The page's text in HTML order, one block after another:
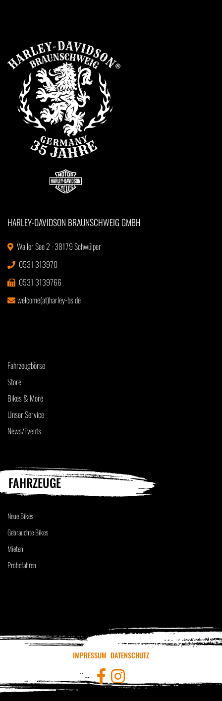
HARLEY-DAVIDSON BRAUNSCHWEIG GMBH
Waller See 2 · 38179 Schwülper
0531 313970
0531 3139766
welcome(at)harley-bs.de
Fahrzeugbörse
Store
Bikes & More
Unser Service
News/Events
FAHRZEUGE
Neue Bikes
Gebrauchte Bikes
Mieten
Probefahren
IMPRESSUM DATENSCHUTZ